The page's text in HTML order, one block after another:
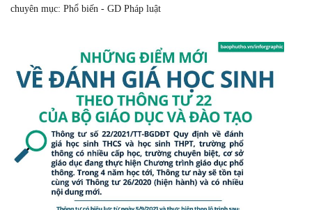
chuyên mục: Phổ biến - GD Pháp luật